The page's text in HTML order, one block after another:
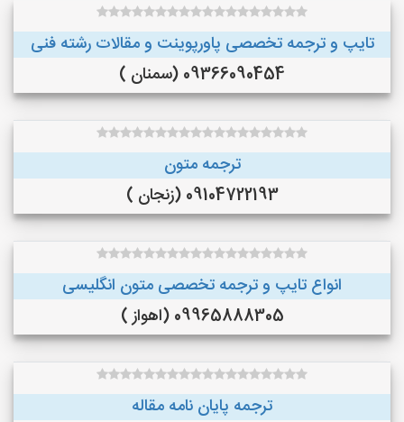
تایپ و ترجمه تخصصی پاورپوینت و مقالات رشته فنی
09366090454 (سمنان )
ترجمه متون
09104722193 (زنجان )
انواع تایپ و ترجمه تخصصی متون انگلیسی
09965888305 (اهواز )
ترجمه پایان نامه مقاله